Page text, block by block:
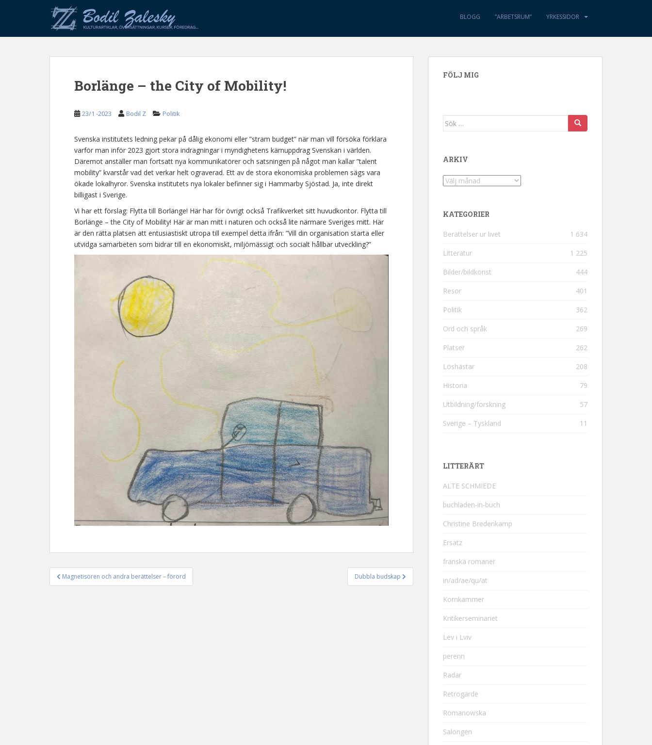
p
BLOGG ”ARBETSRUM” YRKESSIDOR
Borlänge – the City of Mobility!
23/1 -2023 Bodil Z Politik
Svenska institutets ledning pekar på dålig ekonomi eller ”stram budget” när man vill försöka förklara
varför man inför 2023 gjort stora indragningar i myndighetens kärnuppdrag Svenskan i världen.
Däremot anställer man fortsatt nya kommunikatörer och satsningen på något man kallar ”talent
mobility” kvarstår vad det verkar helt ograverad. Ett av de stora ekonomiska problemen sägs vara
ökade lokalhyror. Svenska institutets nya lokaler befinner sig i Hammarby Sjöstad. Ja, inte direkt
billigast i Sverige.
Vi har ett förslag: Flytta till Borlänge! Här har för övrigt också Trafikverket sitt huvudkontor. Flytta till
Borlänge – the City of Mobility! Här är man mitt i naturen och också lite närmare Sveriges mitt. Här
är den rätta platsen att entusiastiskt utropa till exempel detta ifrån: ”Vill din organisation starta eller
utvidga samarbeten som bidrar till en ekonomiskt, miljömässigt och socialt hållbar utveckling?”
Inläggsnavigering
Magnetisören och andra berättelser – förord Dubbla budskap
FÖLJ MIG
Sök efter:
ARKIV
Arkiv
KATEGORIER
Berättelser ur livet 1 634
Litteratur 1 225
Bilder/bildkonst 444
Resor 401
Politik 362
Ord och språk 269
Platser 262
Löshästar 208
Historia 79
Utbildning/forskning 57
Sverige – Tyskland 11
LITTERÄRT
ALTE SCHMIEDE
buchladen-in-buch
Christine Bredenkamp
Ersatz
franska romaner
in/ad/ae/qu/at
Kornkammer
Kritikerseminariet
Lev i Lviv
perenn
Radar
Retrogarde
Romanowska
Salongen